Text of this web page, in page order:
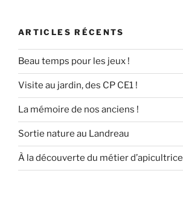
ARTICLES RÉCENTS
Beau temps pour les jeux !
Visite au jardin, des CP CE1 !
La mémoire de nos anciens !
Sortie nature au Landreau
À la découverte du métier d’apicultrice